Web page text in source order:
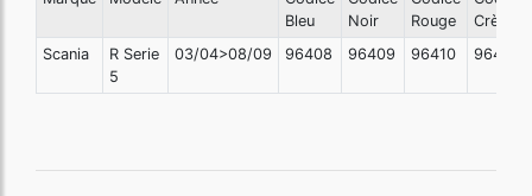
Bleu
Noir
Rouge
Crème
Scania
R Serie
5
03/04>08/09 96408 96409 96410 96411